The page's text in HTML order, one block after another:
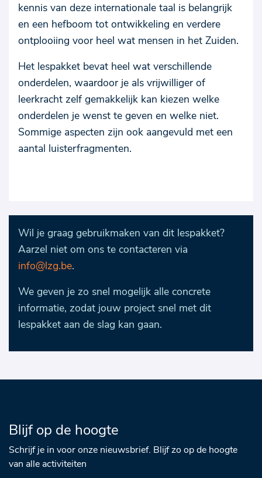
kennis van deze internationale taal is belangrijk
en een hefboom tot ontwikkeling en verdere
ontplooiing voor heel wat mensen in het Zuiden.
Het lespakket bevat heel wat verschillende
onderdelen, waardoor je als vrijwilliger of
leerkracht zelf gemakkelijk kan kiezen welke
onderdelen je wenst te geven en welke niet.
Sommige aspecten zijn ook aangevuld met een
aantal luisterfragmenten.
Wil je graag gebruikmaken van dit lespakket?
Aarzel niet om ons te contacteren via
info@lzg.be.
We geven je zo snel mogelijk alle concrete
informatie, zodat jouw project snel met dit
lespakket aan de slag kan gaan.
Blijf op de hoogte
Schrijf je in voor onze nieuwsbrief. Blijf zo op de hoogte
van alle activiteiten